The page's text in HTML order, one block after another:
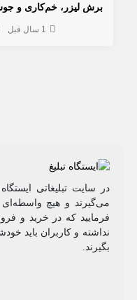
1 سال قبل
در سایت تبلیغاتی
می‌گیرند و هیچ
فرمایید که در خرید و
نداشته و کاربران باید
بگیرند.